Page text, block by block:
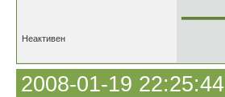
Неактивен
2008-01-19 22:25:44